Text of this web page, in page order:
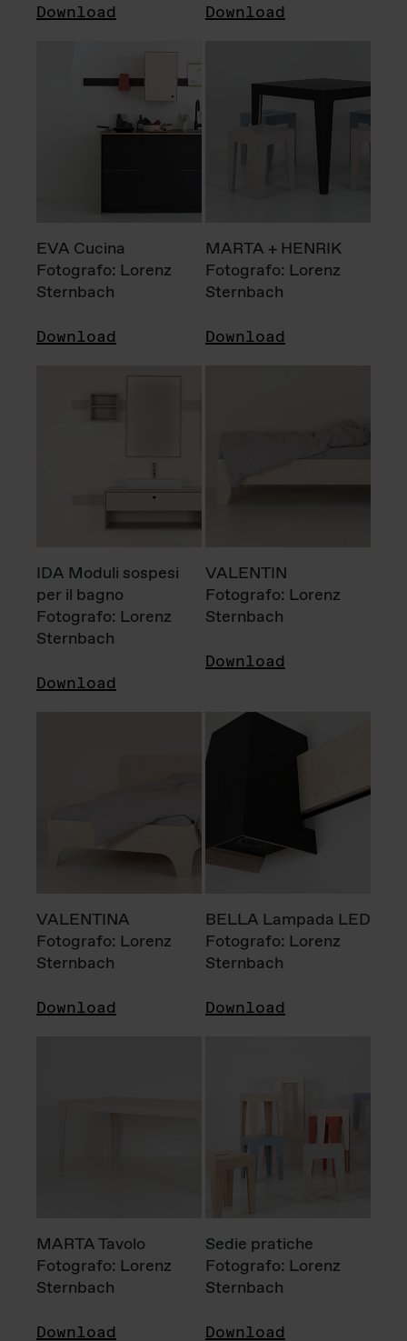
Download Download
EVA Cucina
Fotografo: Lorenz
Sternbach
Download
MARTA + HENRIK
Fotografo: Lorenz
Sternbach
Download
IDA Moduli sospesi
per il bagno
Fotografo: Lorenz
Sternbach
Download
VALENTIN
Fotografo: Lorenz
Sternbach
Download
VALENTINA
Fotografo: Lorenz
Sternbach
Download
BELLA Lampada LED
Fotografo: Lorenz
Sternbach
Download
MARTA Tavolo
Fotografo: Lorenz
Sternbach
Download
Sedie pratiche
Fotografo: Lorenz
Sternbach
Download